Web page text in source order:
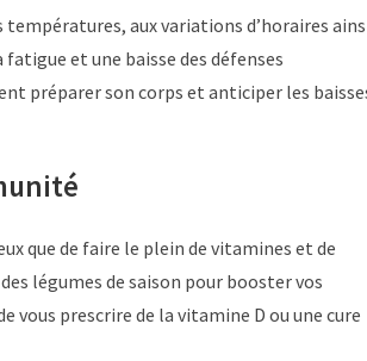
aux variations d’horaires
et une baisse des défenses
préparer son corps et anticiper les
que de faire le plein de vitamines et de
légumes de saison pour booster vos
vous prescrire de la vitamine D ou une cure